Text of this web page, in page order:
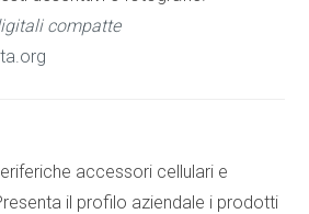
compatte
accessori cellulari e
il profilo aziendale i prodotti